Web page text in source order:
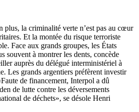
plus, la criminalité verte n’est pas au cœur
Et la montée du risque terroriste
Face aux grands groupes, les États
souvent à montrer les dents, concède
auprès du délégué interministériel à
Les grands argentiers préfèrent investir
de financement, Interpol a dû
de lutte contre les déversements
de déchets», se désole Henri